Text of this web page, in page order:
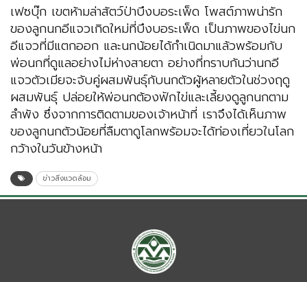
เฟซบุ๊ก เขตห้ามล่าสัตว์ป่าบึงบอระเพ็ด โพสต์ภาพน่ารัก
ของลูกนกอีแจวเกิดใหม่ที่บึงบอระเพ็ด เป็นภาพของไข่นก
อีแจวที่มีแตกออก และนกน้อยได้กำเนิดมาแล้วพร้อมกับ
พ่อนกที่ดูแลอย่างไม่ห่างสายตา อย่างที่ทราบกันว่านกอี
แจวตัวเมียจะจับคู่ผสมพันธุ์กับนกตัวผู้หลายตัวในช่วงฤดู
ผสมพันธุ์ ปล่อยให้พ่อนกต้องฟักไข่และเลี้ยงดูลูกนกตาม
ลำพัง ซึ่งจากการติดตามของเจ้าหน้าที่ เราจึงได้เห็นภาพ
ของลูกนกตัวน้อยที่ลืมตาดูโลกพร้อมจะได้ท่องเที่ยวในโลก
กว้างในวันข้างหน้า
ข่าวสิ่งแวดล้อม